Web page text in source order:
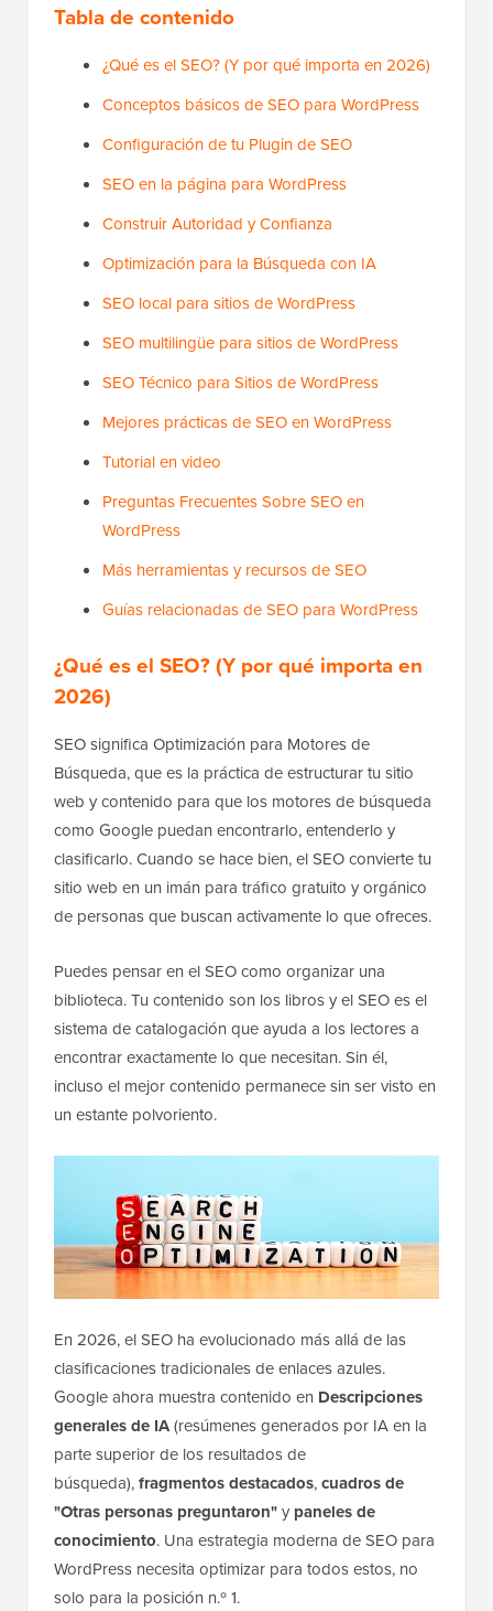
Tabla de contenido
¿Qué es el SEO? (Y por qué importa en 2026)
Conceptos básicos de SEO para WordPress
Configuración de tu Plugin de SEO
SEO en la página para WordPress
Construir Autoridad y Confianza
Optimización para la Búsqueda con IA
SEO local para sitios de WordPress
SEO multilingüe para sitios de WordPress
SEO Técnico para Sitios de WordPress
Mejores prácticas de SEO en WordPress
Tutorial en video
Preguntas Frecuentes Sobre SEO en
WordPress
Más herramientas y recursos de SEO
Guías relacionadas de SEO para WordPress
¿Qué es el SEO? (Y por qué importa en
2026)
SEO significa Optimización para Motores de
Búsqueda, que es la práctica de estructurar tu sitio
web y contenido para que los motores de búsqueda
como Google puedan encontrarlo, entenderlo y
clasificarlo. Cuando se hace bien, el SEO convierte tu
sitio web en un imán para tráfico gratuito y orgánico
de personas que buscan activamente lo que ofreces.
Puedes pensar en el SEO como organizar una
biblioteca. Tu contenido son los libros y el SEO es el
sistema de catalogación que ayuda a los lectores a
encontrar exactamente lo que necesitan. Sin él,
incluso el mejor contenido permanece sin ser visto en
un estante polvoriento.
En 2026, el SEO ha evolucionado más allá de las
clasificaciones tradicionales de enlaces azules.
Google ahora muestra contenido en Descripciones
generales de IA(resúmenes generados por IA en la
parte superior de los resultados de
búsqueda),fragmentos destacados,cuadros de
"Otras personas preguntaron"y paneles de
conocimiento. Una estrategia moderna de SEO para
WordPress necesita optimizar para todos estos, no
solo para la posición n.º 1.